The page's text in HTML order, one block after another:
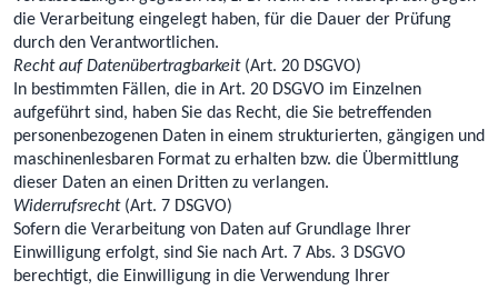
die Verarbeitung eingelegt haben, für die Dauer der Prüfung
durch den Verantwortlichen.
Recht auf Datenübertragbarkeit(Art. 20 DSGVO)
In bestimmten Fällen, die in Art. 20 DSGVO im Einzelnen
aufgeführt sind, haben Sie das Recht, die Sie betreffenden
personenbezogenen Daten in einem strukturierten, gängigen und
maschinenlesbaren Format zu erhalten bzw. die Übermittlung
dieser Daten an einen Dritten zu verlangen.
Widerrufsrecht(Art. 7 DSGVO)
Sofern die Verarbeitung von Daten auf Grundlage Ihrer
Einwilligung erfolgt, sind Sie nach Art. 7 Abs. 3 DSGVO
berechtigt, die Einwilligung in die Verwendung Ihrer